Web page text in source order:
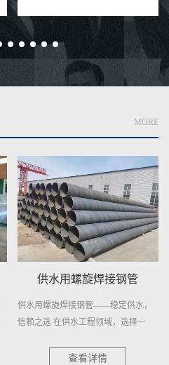
MORE
供水用螺旋焊接钢管
供水用螺旋焊接钢管——稳定供水，
信赖之选 在供水工程领域，选择一
查看详情